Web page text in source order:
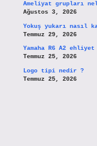
Ameliyat grupları
Ağustos 3, 2026
Yokuş yukarı nasıl
Temmuz 29, 2026
Yamaha R6 A2
Temmuz 25, 2026
Logo tipi nedir ?
Temmuz 25, 2026